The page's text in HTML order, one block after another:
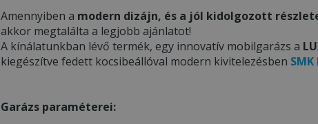
Amennyiben a modern dizájn, és a jól kidolgozott
akkor megtalálta a legjobb ajánlatot!
A kínálatunkban lévő termék, egy innovatív mobilgarázs a
kiegészítve fedett kocsibeállóval modern kivitelezésben
Garázs paraméterei: